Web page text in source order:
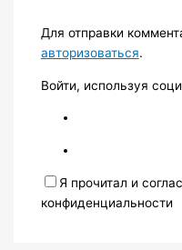
Для отправки
авторизоваться.
Войти, используя
Я прочитал и
конфиденциальности